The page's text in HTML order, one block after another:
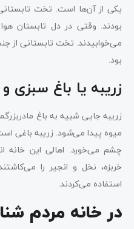
یکی از آن‌ها است. تخت
بودند. وقتی در دل تابستان
می‌خوابیدند. تخت تابستانی
بود.
زریبه یا باغ سبزی
زریبه جایی شبیه به باغ
میوه پیدا می‌شود. زریبه باغی
چشم می‌خورد. اهالی این خانه
خربزه، نخل و انجیر را
استفاده می‌کردند.
در خانه مردم